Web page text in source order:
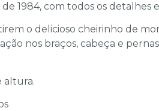
1984, com todos os detalhes
o delicioso cheirinho de
nos braços, cabeça e
altura.